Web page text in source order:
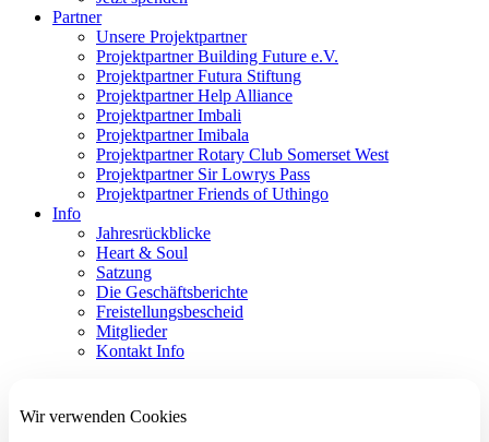
Partner
Unsere Projektpartner
Projektpartner Building Future e.V.
Projektpartner Futura Stiftung
Projektpartner Help Alliance
Projektpartner Imbali
Projektpartner Imibala
Projektpartner Rotary Club Somerset West
Projektpartner Sir Lowrys Pass
Projektpartner Friends of Uthingo
Info
Jahresrückblicke
Heart & Soul
Satzung
Die Geschäftsberichte
Freistellungsbescheid
Mitglieder
Kontakt Info
Wir verwenden Cookies